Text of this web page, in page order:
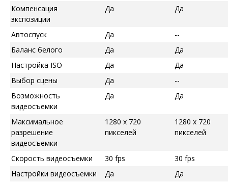
Компенсация
экспозиции
Да Да
Автоспуск Да
--
Баланс белого
Да
Да
Настройка ISO
Да
Да
Выбор сцены
Да
--
Возможность
видеосъемки
Да Да
Максимальное
разрешение
видеосъемки
1280 x 720
пикселей
1280 x 720
пикселей
Скорость видеосъемки 30 fps
30 fps
Настройки видеосъемки
Да
Да